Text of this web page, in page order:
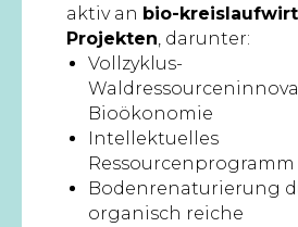
aktiv an bio-
Projekten, darunter:
Vollzyklus-
Bioökonomie
Intellektuelles
Ressourcenprogramm
Bodenrenaturierung
organisch reiche